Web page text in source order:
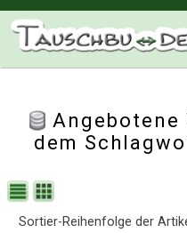
dem
Sortier-Reihenfolge der